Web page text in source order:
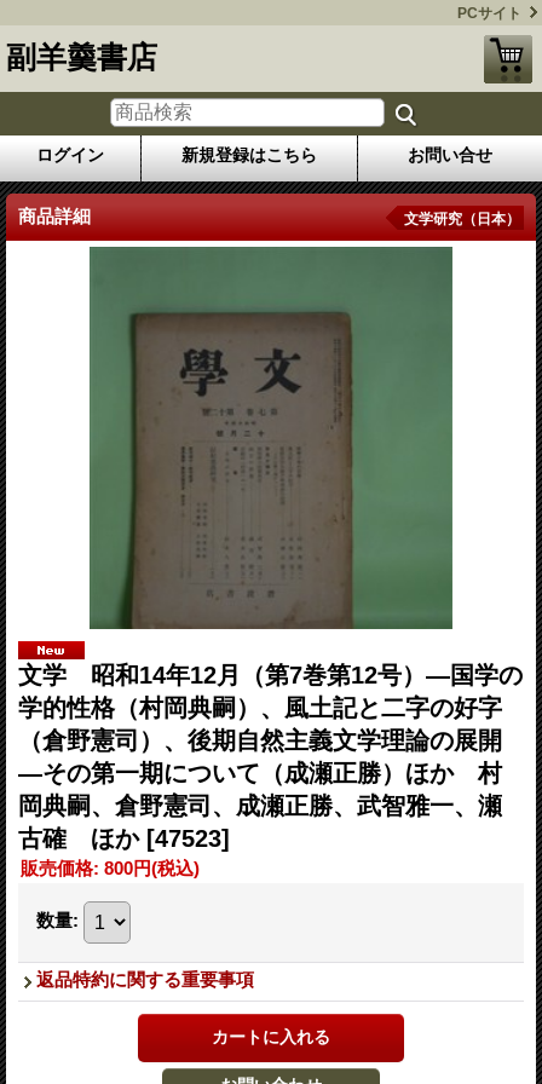
PCサイト
副羊羹書店
ログイン 新規登録はこちら お問い合せ
商品詳細 文学研究（日本）
文学 昭和14年12月（第7巻第12号）―国学の
学的性格（村岡典嗣）、風土記と二字の好字
（倉野憲司）、後期自然主義文学理論の展開
―その第一期について（成瀬正勝）ほか 村
岡典嗣、倉野憲司、成瀬正勝、武智雅一、瀬
古確 ほか [47523]
販売価格: 800円(税込)
数量:
返品特約に関する重要事項